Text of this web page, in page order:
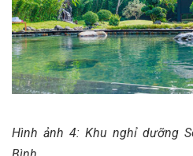
Hình ảnh 4: Khu nghỉ dưỡng